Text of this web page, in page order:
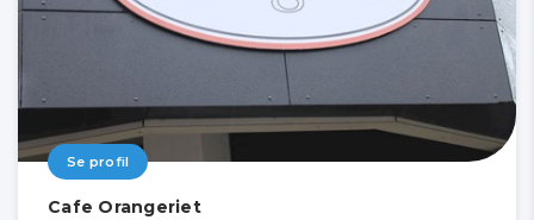
Se profil
Cafe Orangeriet